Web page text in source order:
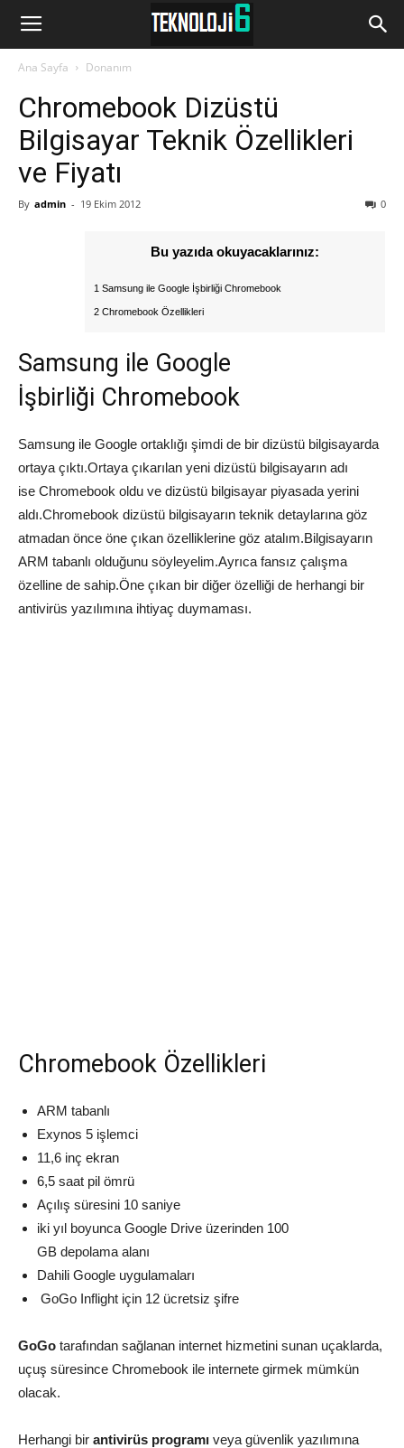
www.Teknoloji6.com
Ana Sayfa Donanım
Chromebook Dizüstü
Bilgisayar Teknik Özellikleri
ve Fiyatı
By admin - 19 Ekim 2012 0
Bu yazıda okuyacaklarınız:
1 Samsung ile Google İşbirliği Chromebook
2 Chromebook Özellikleri
Samsung ile Google
İşbirliği Chromebook
Samsung ile Google ortaklığı şimdi de bir dizüstü bilgisayarda
ortaya çıktı.Ortaya çıkarılan yeni dizüstü bilgisayarın adı
ise Chromebook oldu ve dizüstü bilgisayar piyasada yerini
aldı.Chromebook dizüstü bilgisayarın teknik detaylarına göz
atmadan önce öne çıkan özelliklerine göz atalım.Bilgisayarın
ARM tabanlı olduğunu söyleyelim.Ayrıca fansız çalışma
özelline de sahip.Öne çıkan bir diğer özelliği de herhangi bir
antivirüs yazılımına ihtiyaç duymaması.
Chromebook Özellikleri
ARM tabanlı
Exynos 5 işlemci
11,6 inç ekran
6,5 saat pil ömrü
Açılış süresini 10 saniye
iki yıl boyunca Google Drive üzerinden 100
GB depolama alanı
Dahili Google uygulamaları
GoGo Inflight için 12 ücretsiz şifre
GoGo tarafından sağlanan internet hizmetini sunan uçaklarda,
uçuş süresince Chromebook ile internete girmek mümkün
olacak.
Herhangi bir antivirüs programı veya güvenlik yazılımına